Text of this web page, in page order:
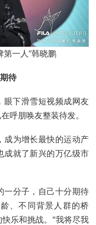
第一人”韩晓鹏
待
眼下滑雪短视频成网友
呼朋唤友整装待发。
成为增长最快的运动产
成就了新兴的万亿级市
一分子，自己十分期待
、不同背景人群的桥
乐和挑战。"我将尽我